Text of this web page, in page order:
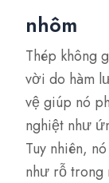
nhôm
Thép không
vời do hàm
vệ giúp nó
nghiệt như
Tuy nhiên,
như rỗ trong